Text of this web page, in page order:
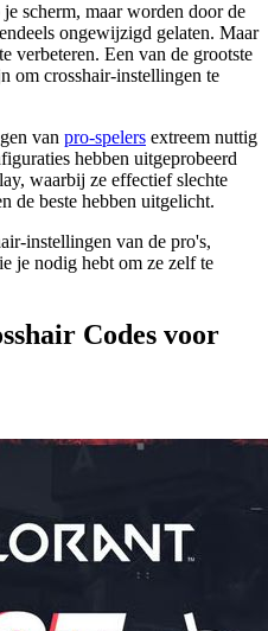
scherm, maar worden door de
ongewijzigd gelaten. Maar
verbeteren. Een van de grootste
om crosshair-instellingen te
van pro-spelers extreem nuttig
hebben uitgeprobeerd
waarbij ze effectief slechte
de beste hebben uitgelicht.
instellingen van de pro's,
je nodig hebt om ze zelf te
Codes voor